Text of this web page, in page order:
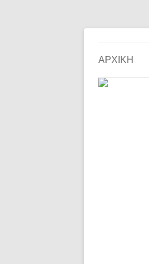
ΑΡΧΙΚΗ